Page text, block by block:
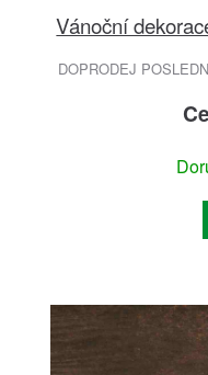
Vánoční
DOPRODEJ